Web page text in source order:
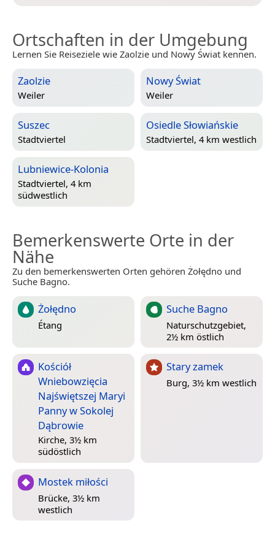
Ortschaften in der Umgebung
Lernen Sie Reiseziele wie Zaolzie und Nowy Świat kennen.
Zaolzie
Weiler
Nowy Świat
Weiler
Suszec
Stadtviertel
Osiedle Słowiańskie
Stadtviertel, 4 km westlich
Lubniewice-Kolonia
Stadtviertel, 4 km
südwestlich
Bemerkenswerte Orte in der
Nähe
Zu den bemerkenswerten Orten gehören Żołędno und
Suche Bagno.
Żołędno
Étang
Suche Bagno
Naturschutzgebiet,
2½ km östlich
Kościół
Wniebowzięcia
Najświętszej Maryi
Panny w Sokolej
Dąbrowie
Kirche, 3½ km
südöstlich
Stary zamek
Burg, 3½ km westlich
Mostek miłości
Brücke, 3½ km
westlich